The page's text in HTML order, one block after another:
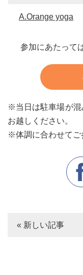
A.Orange yoga
参加にあたって
※当日は駐車場が混
お越しください。
※体調に合わせてご
« 新しい記事